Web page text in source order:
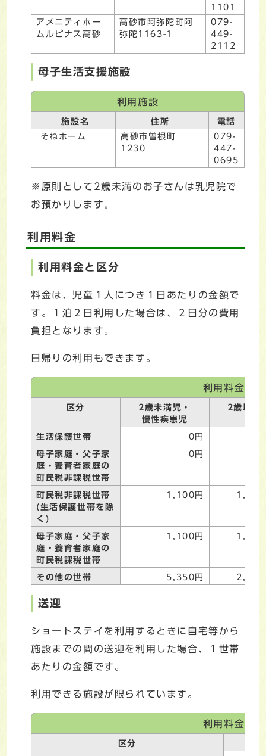
1101
アメニティホー
ムルピナス高砂
高砂市阿弥陀町阿
弥陀1163-1
079-
449-
2112
母子生活支援施設
利用施設
施設名 住所
電話
そねホーム
高砂市曽根町
1230
079-
447-
0695
※原則として2歳未満のお子さんは乳児院で
お預かりします。
利用料金
利用料金と区分
料金は、児童１人につき１日あたりの金額で
す。１泊２日利用した場合は、２日分の費用
負担となります。
日帰りの利用もできます。
利用料金
区分
2歳未満児・
慢性疾患児
2歳以上
生活保護世帯 0円
母子家庭・父子家
庭・養育者家庭の
町民税非課税世帯
0円
町民税非課税世帯
(生活保護世帯を除
く)
1,100円 1,000
母子家庭・父子家
庭・養育者家庭の
町民税課税世帯
1,100円 1,000
その他の世帯 5,350円 2,750
送迎
ショートステイを利用するときに自宅等から
施設までの間の送迎を利用した場合、１世帯
あたりの金額です。
利用できる施設が限られています。
利用料金
区分